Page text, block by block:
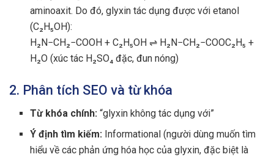
aminoaxit. Do đó, glyxin tác dụng được với etanol
(C₂H₅OH):
H₂N−CH₂−COOH + C₂H₅OH ⇌ H₂N−CH₂−COOC₂H₅ +
H₂O (xúc tác H₂SO₄ đặc, đun nóng)
2. Phân tích SEO và từ khóa
Từ khóa chính: “glyxin không tác dụng với”
Ý định tìm kiếm: Informational (người dùng muốn tìm
hiểu về các phản ứng hóa học của glyxin, đặc biệt là